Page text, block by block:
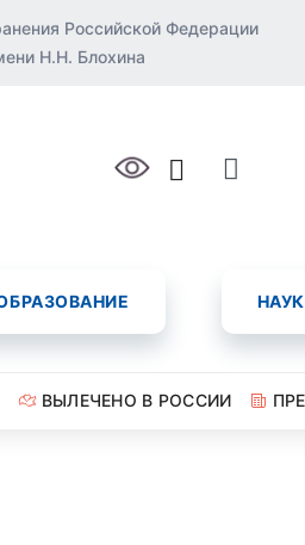
Российской Федерации
Н.Н. Блохина
ВЫЛЕЧЕНО В РОССИИ